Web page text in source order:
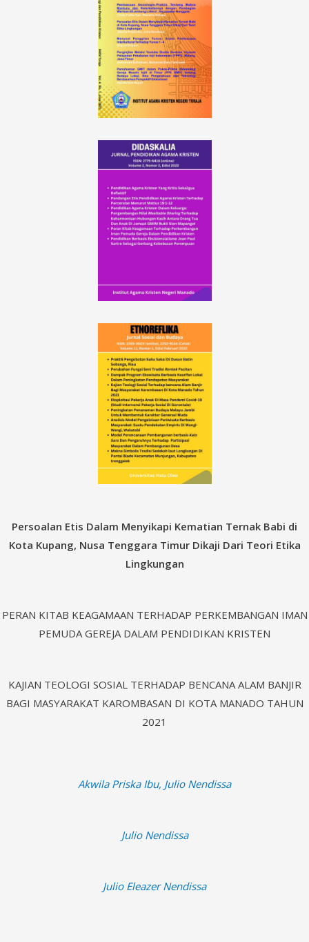
Persoalan Etis Dalam Menyikapi Kematian Ternak Babi di
Kota Kupang, Nusa Tenggara Timur Dikaji Dari Teori Etika
Lingkungan
PERAN KITAB KEAGAMAAN TERHADAP PERKEMBANGAN IMAN
PEMUDA GEREJA DALAM PENDIDIKAN KRISTEN
KAJIAN TEOLOGI SOSIAL TERHADAP BENCANA ALAM BANJIR
BAGI MASYARAKAT KAROMBASAN DI KOTA MANADO TAHUN
2021
Akwila Priska Ibu, Julio Nendissa
Julio Nendissa
Julio Eleazer Nendissa